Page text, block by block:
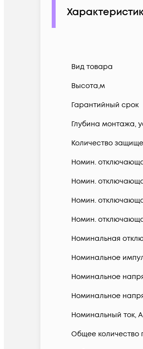
Вид товара
Высота,м
Гарантийный срок
Глубина монтажа,
Количество
Номин.
Номин.
Номин.
Номин.
Номинальная
Номинальное
Номинальное
Номинальное
Номинальный ток,
Общее количество